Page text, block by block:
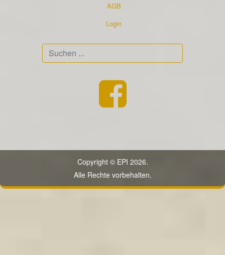
AGB
Login
Copyright © EPI 2026.
Alle Rechte vorbehalten.